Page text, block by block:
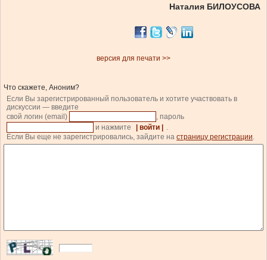
Наталия БИЛОУСОВА
версия для печати >>
Что скажете, Аноним?
Если Вы зарегистрированный пользователь и хотите участвовать в
дискуссии — введите
свой логин (email)
, пароль
и нажмите
| войти |
.
Если Вы еще не зарегистрировались, зайдите на страницу регистрации.